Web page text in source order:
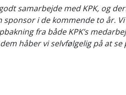
samarbejde med KPK, og
i de kommende to år.
fra både KPK’s
håber vi selvfølgelig på at se